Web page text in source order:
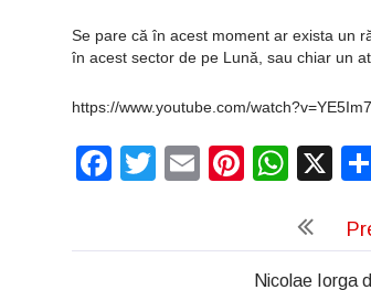
Se pare că în acest moment ar exista un
în acest sector de pe Lună, sau chiar un
https://www.youtube.com/
Facebook
Twitter
EmailPinterest
X
Nicolae Iorga